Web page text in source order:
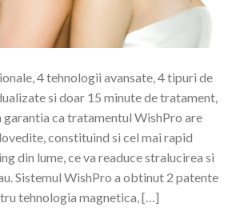
4 tehnologii avansate, 4 tipuri de
si doar 15 minute de tratament,
ca tratamentul WishPro are
constituind si cel mai rapid
din lume, ce va readuce stralucirea si
Sistemul WishPro a obtinut 2 patente
tehnologia magnetica, […]